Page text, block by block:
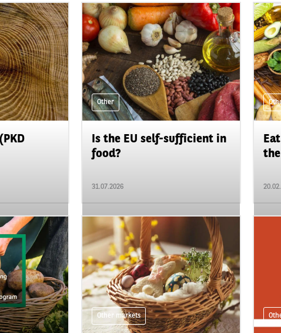
Other
Is the EU self-sufficient in
food?
31.07.2026
Other markets